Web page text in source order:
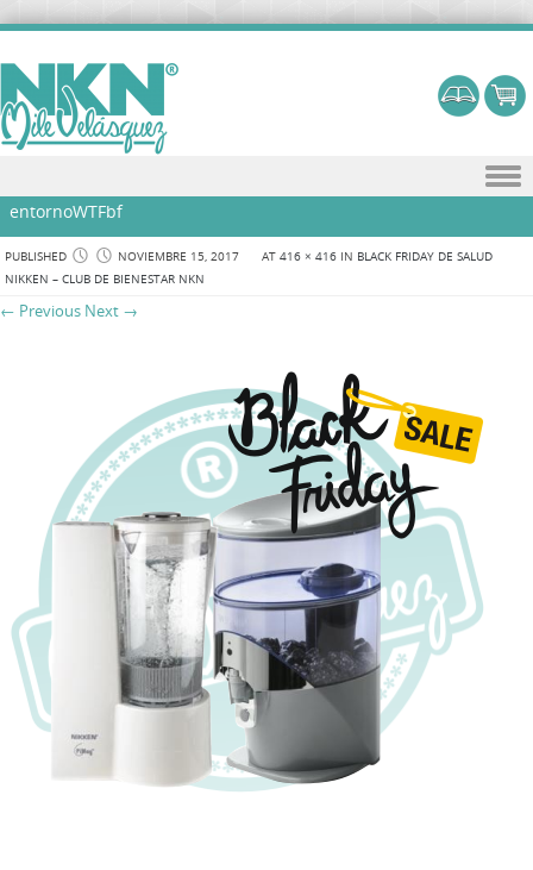
Skip to content
entornoWTFbf
PUBLISHED NOVIEMBRE 15, 2017 AT 416 × 416 IN BLACK FRIDAY DE SALUD
NIKKEN – CLUB DE BIENESTAR NKN
← Previous Next →